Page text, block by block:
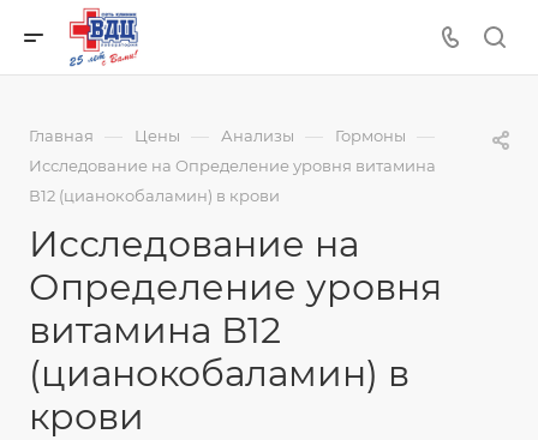
Главная — Цены — Анализы — Гормоны —
Исследование на Определение уровня витамина
В12 (цианокобаламин) в крови
Исследование на
Определение уровня
витамина В12
(цианокобаламин) в
крови